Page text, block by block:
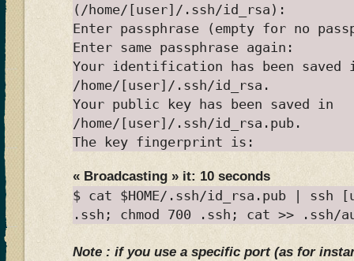
(/home/[user]/.ssh/id_rsa):
Enter passphrase (empty for no
Enter same passphrase again:
Your identification has been saved
/home/[user]/.ssh/id_rsa.
Your public key has been saved in
/home/[user]/.ssh/id_rsa.pub.
The key fingerprint is:
« Broadcasting » it: 10 seconds
$ cat $HOME/.ssh/id_rsa.pub | ssh
.ssh; chmod 700 .ssh; cat >> .ssh/
Note : if you use a specific port (as for